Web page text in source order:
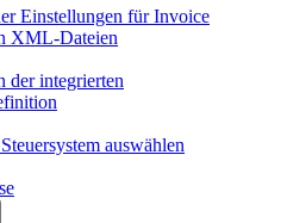
Einstellungen für Invoice
XML-Dateien
der integrierten
auswählen